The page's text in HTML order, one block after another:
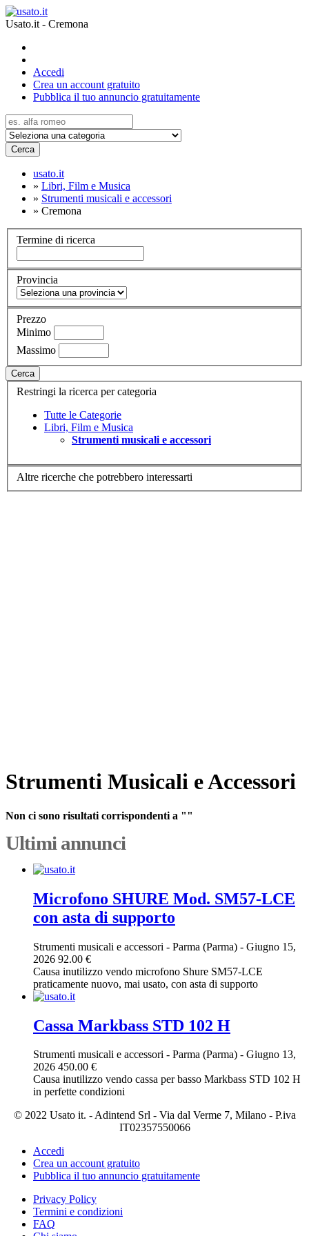
Usato.it - Cremona
Accedi
Crea un account gratuito
Pubblica il tuo annuncio gratuitamente
Cerca
usato.it
» Libri, Film e Musica
» Strumenti musicali e accessori
» Cremona
Termine di ricerca
Provincia
Prezzo
Minimo
Massimo
Cerca
Restringi la ricerca per categoria
Tutte le Categorie
Libri, Film e Musica
Strumenti musicali e accessori
Altre ricerche che potrebbero interessarti
Strumenti Musicali e Accessori
Non ci sono risultati corrispondenti a ""
Ultimi annunci
Microfono SHURE Mod. SM57-LCE
con asta di supporto
Strumenti musicali e accessori - Parma (Parma) - Giugno 15,
2026 92.00 €
Causa inutilizzo vendo microfono Shure SM57-LCE
praticamente nuovo, mai usato, con asta di supporto
Cassa Markbass STD 102 H
Strumenti musicali e accessori - Parma (Parma) - Giugno 13,
2026 450.00 €
Causa inutilizzo vendo cassa per basso Markbass STD 102 H
in perfette condizioni
© 2022 Usato it. - Adintend Srl - Via dal Verme 7, Milano - P.iva
IT02357550066
Accedi
Crea un account gratuito
Pubblica il tuo annuncio gratuitamente
Privacy Policy
Termini e condizioni
FAQ